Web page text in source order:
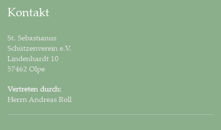
Kontakt
St. Sebastianus
Schützenverein e.V.
Lindenhardt 10
57462 Olpe
Vertreten durch:
Herrn Andreas Roll